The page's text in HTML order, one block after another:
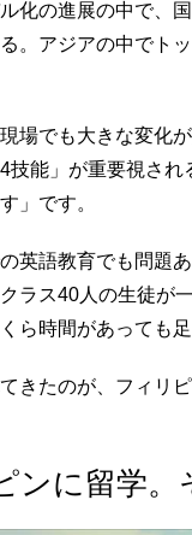
化の進展の中で、
。アジアの中でト
場でも大きな変化
技能」が重要視さ
」です。
英語教育でも問題
ラス40人の生徒が
ら時間があっても足
きたのが、フィリ
ンに留学。